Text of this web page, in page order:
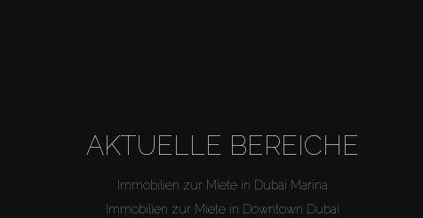
AKTUELLE BEREICHE
Immobilien zur Miete in Dubai Marina
Immobilien zur Miete in Downtown Dubai